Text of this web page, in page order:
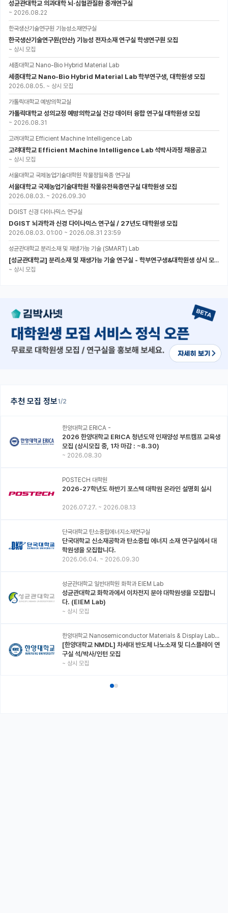
추천 모집 정보1/2
한양대학교 ERICA -
2026 한양대학교 ERICA 청년도약 인재양성 부트캠프 교육생
모집 (상시모집 중, 1차 마감 : ~8.30)
~ 2026.08.30
POSTECH 대학원
2026-27학년도 하반기 포스텍 대학원 온라인 설명회 실시
2026.07.27. ~ 2026.08.13
단국대학교 탄소중립에너지소재연구실
단국대학교 신소재공학과 탄소중립 에너지 소재 연구실에서 대
학원생을 모집합니다.
2026.06.04. ~ 2026.09.30
성균관대학교 일반대학원 화학과 EIEM Lab
성균관대학교 화학과에서 이차전지 분야 대학원생을 모집합니
다. (EIEM Lab)
~ 상시 모집
한양대학교 Nanosemiconductor Materials & Display Laboratory
[한양대학교 NMDL] 차세대 반도체 나노소재 및 디스플레이 연
구실 석/박사/인턴 모집
~ 상시 모집
성균관대학교 의과대학 뇌·심혈관질환 중개연구실
~ 2026.08.22
한국생산기술연구원 기능성소재연구실
한국생산기술연구원(안산) 기능성 전자소재 연구실 학생연구원 모집
~ 상시 모집
세종대학교 Nano-Bio Hybrid Material Lab
세종대학교 Nano-Bio Hybrid Material Lab 학부연구생, 대학원생 모집
2026.08.05. ~ 상시 모집
가톨릭대학교 예방의학교실
가톨릭대학교 성의교정 예방의학교실 건강 데이터 융합 연구실 대학원생 모집
~ 2026.08.31
고려대학교 Efficient Machine Intelligence Lab
고려대학교 Efficient Machine Intelligence Lab 석박사과정 채용공고
~ 상시 모집
서울대학교 국제농업기술대학원 작물정밀육종 연구실
서울대학교 국제농업기술대학원 작물유전육종연구실 대학원생 모집
2026.08.03. ~ 2026.09.30
DGIST 신경 다이나믹스 연구실
DGIST 뇌과학과 신경 다이나믹스 연구실 / 27년도 대학원생 모집
2026.08.03. 01:00 ~ 2026.08.31 23:59
성균관대학교 분리소재 및 재생가능 기술 (SMART) Lab
[성균관대학교] 분리소재 및 재생가능 기술 연구실 - 학부연구생&대학원생 상시 모집 (미래에너지공학과)
~ 상시 모집